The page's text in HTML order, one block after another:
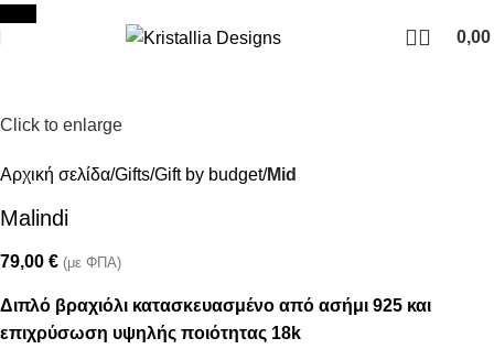
0,00
Click to enlarge
Αρχική σελίδα Gifts Gift by budget Mid
Malindi
79,00 € (με ΦΠΑ)
Διπλό βραχιόλι κατασκευασμένο από ασήμι 925 και
επιχρύσωση υψηλής ποιότητας 18k